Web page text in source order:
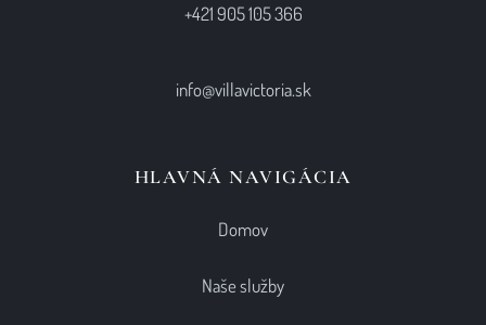
+421 905 105 366
info@villavictoria.sk
HLAVNÁ NAVIGÁCIA
Domov
Naše služby